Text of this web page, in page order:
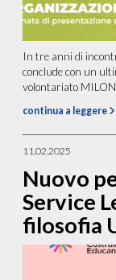
In tre anni di
conclude con un
volontariato
continua a leggere
11.02.2025
Nuovo
Service
filosofia